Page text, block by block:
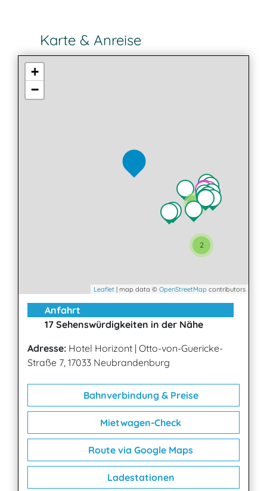
Karte & Anreise
2
2
+
−
Leaflet | map data © OpenStreetMap contributors
Anfahrt
17 Sehenswürdigkeiten in der Nähe
Adresse: Hotel Horizont | Otto-von-Guericke-
Straße 7, 17033 Neubrandenburg
Bahnverbindung & Preise
Mietwagen-Check
Route via Google Maps
Ladestationen